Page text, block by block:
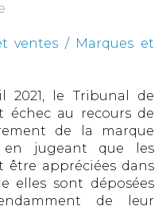
ventes / Marques et
2021, le Tribunal de
échec au recours de
de la marque
en jugeant que les
être appréciées dans
elles sont déposées
de leur